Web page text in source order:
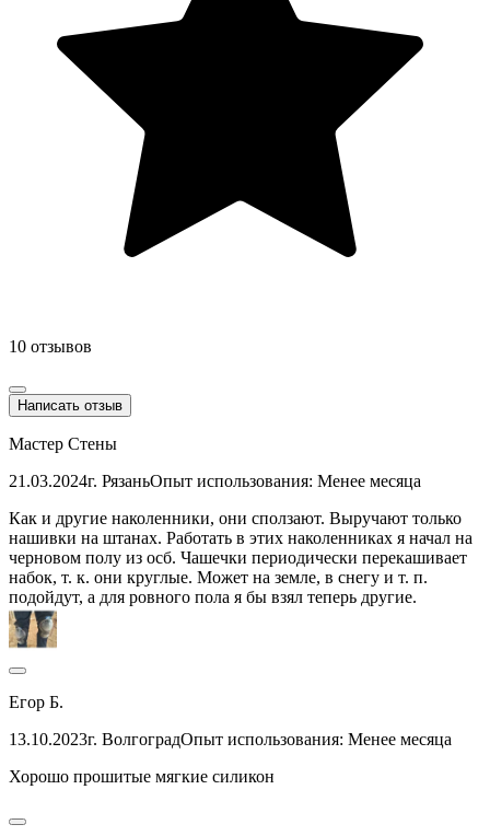
10 отзывов
Написать отзыв
Мастер Стены
21.03.2024г. РязаньОпыт использования: Менее месяца
Как и другие наколенники, они сползают. Выручают только
нашивки на штанах. Работать в этих наколенниках я начал на
черновом полу из осб. Чашечки периодически перекашивает
набок, т. к. они круглые. Может на земле, в снегу и т. п.
подойдут, а для ровного пола я бы взял теперь другие.
Егор Б.
13.10.2023г. ВолгоградОпыт использования: Менее месяца
Хорошо прошитые мягкие силикон